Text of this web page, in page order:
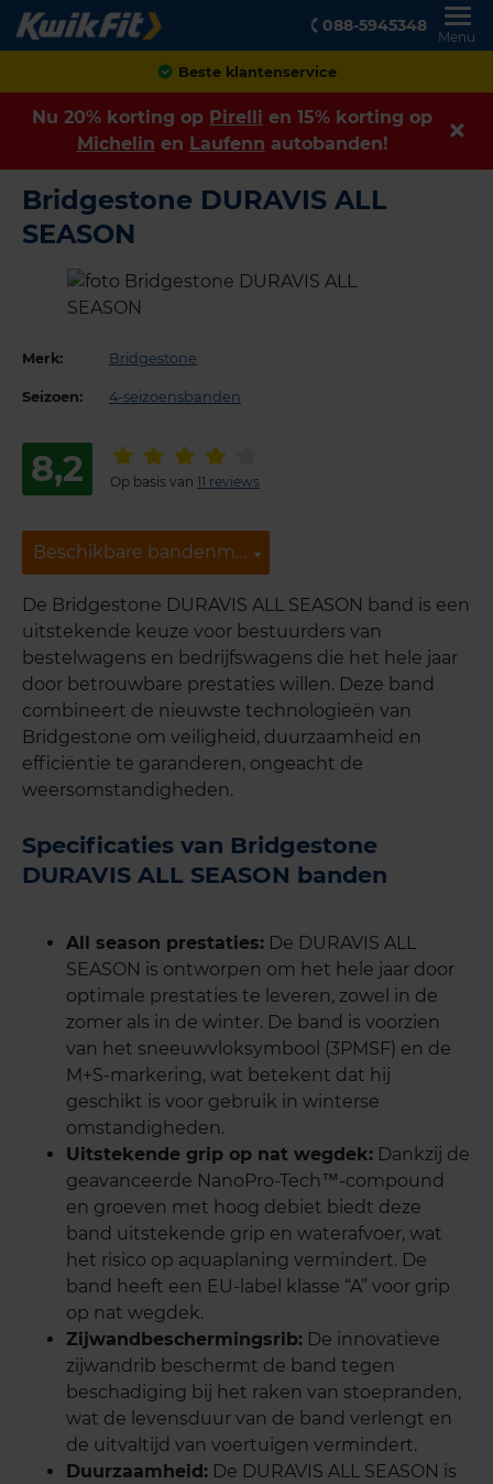
088-5945348
Menu
Achteraf betalen
Nu 20% korting op Pirelli en 15% korting op
Michelin en Laufenn autobanden!
Bridgestone DURAVIS ALL
SEASON
Merk: Bridgestone
Seizoen: 4-seizoensbanden
8,2 Op basis van 11 reviews
Beschikbare bandenmaten
Beschikbare bandenmaten
De Bridgestone DURAVIS ALL SEASON band is een
uitstekende keuze voor bestuurders van
bestelwagens en bedrijfswagens die het hele jaar
door betrouwbare prestaties willen. Deze band
combineert de nieuwste technologieën van
Bridgestone om veiligheid, duurzaamheid en
efficiëntie te garanderen, ongeacht de
weersomstandigheden.
Specificaties van Bridgestone
DURAVIS ALL SEASON banden
All season prestaties: De DURAVIS ALL
SEASON is ontworpen om het hele jaar door
optimale prestaties te leveren, zowel in de
zomer als in de winter. De band is voorzien
van het sneeuwvloksymbool (3PMSF) en de
M+S-markering, wat betekent dat hij
geschikt is voor gebruik in winterse
omstandigheden.
Uitstekende grip op nat wegdek: Dankzij de
geavanceerde NanoPro-Tech™-compound
en groeven met hoog debiet biedt deze
band uitstekende grip en waterafvoer, wat
het risico op aquaplaning vermindert. De
band heeft een EU-label klasse “A” voor grip
op nat wegdek.
Zijwandbeschermingsrib: De innovatieve
zijwandrib beschermt de band tegen
beschadiging bij het raken van stoepranden,
wat de levensduur van de band verlengt en
de uitvaltijd van voertuigen vermindert.
Duurzaamheid: De DURAVIS ALL SEASON is